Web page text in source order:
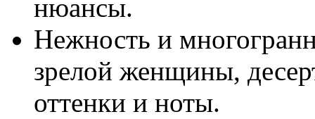
нюансы.
Нежность и
зрелой женщины,
оттенки и ноты.